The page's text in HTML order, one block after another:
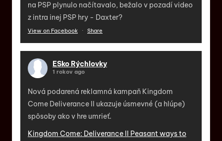
na PSP plynulo načítavalo, bežalo v pozadí video
z intra inej PSP hry - Daxter?
View on Facebook · Share
ESko Rýchlovky
1 rokov ago
Nová podarená reklamná kampaň Kingdom
Come Deliverance II ukazuje úsmevné (a hlúpe)
spôsoby ako v hre umrieť.
Kingdom Come: Deliverance II Peasant ways to